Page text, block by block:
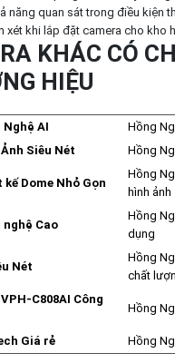
năng quan sát trong điều kiện
xét khi lắp đặt camera cho kho
KHÁC CÓ
HIỆU
Nghệ AI
Hồng
Siêu Nét
Hồng
Dome Nhỏ Gọn
Hồng
hình ảnh
nghệ Cao
Hồng
dụng
Nét
Hồng
chất
C808AI Công
Hồng
Giá rẻ Hồng